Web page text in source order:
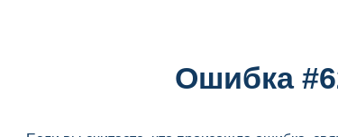
Ошибка